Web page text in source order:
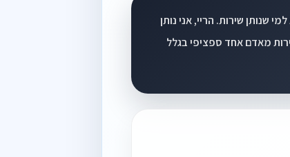
שנותן שירות. הריי, אני נותן
מאדם אחד ספציפי בגלל